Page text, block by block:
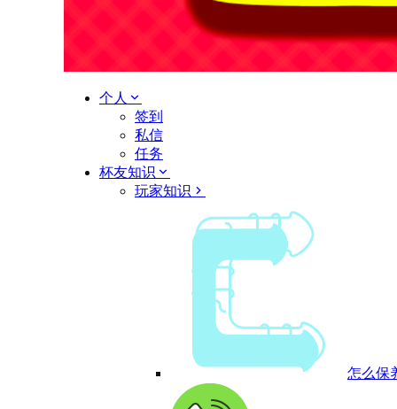
个人
签到
私信
任务
杯友知识
玩家知识
怎么保